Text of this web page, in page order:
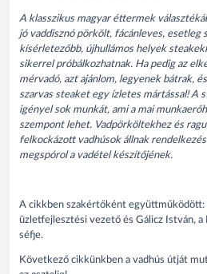
A klasszikus magyar éttermek
jó vaddisznó pörkölt, fácánleves, esetleg
kísérletezőbb, újhullámos helyek
sikerrel próbálkozhatnak. Ha pedig az
mérvadó, azt ajánlom, legyenek bátrak,
szarvas steaket egy ízletes mártással! A
igényel sok munkát, ami a mai
szempont lehet. Vadpörköltekhez és
felkockázott vadhúsok állnak
megspórol a vadétel készítőjének.
A cikkben szakértőként együttműködött:
üzletfejlesztési vezető és Gálicz István, a
séfje.
Következő cikkünkben a vadhús útját